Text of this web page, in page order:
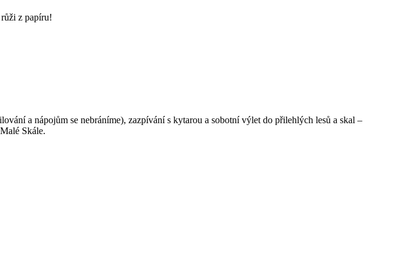
z papíru!
a nápojům se nebráníme), zazpívání s kytarou a sobotní výlet do přilehlých lesů a skal –
Skále.